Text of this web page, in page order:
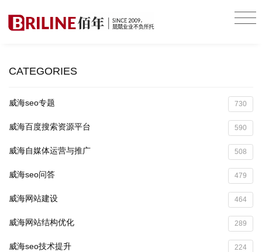
CATEGORIES
威海seo专题 730
威海百度搜索资源平台 590
威海自媒体运营与推广 508
威海seo问答 479
威海网站建设 464
威海网站结构优化 289
威海seo技术提升 224